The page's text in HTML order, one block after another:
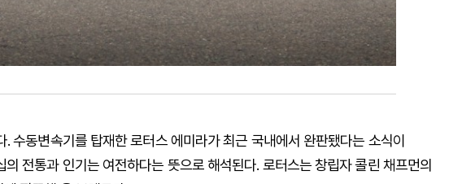
수동변속기를 탑재한 로터스 에미라가 최근 국내에서 완판됐다는 소식이
전통과 인기는 여전하다는 뜻으로 해석된다. 로터스는 창립자 콜린 채프먼의